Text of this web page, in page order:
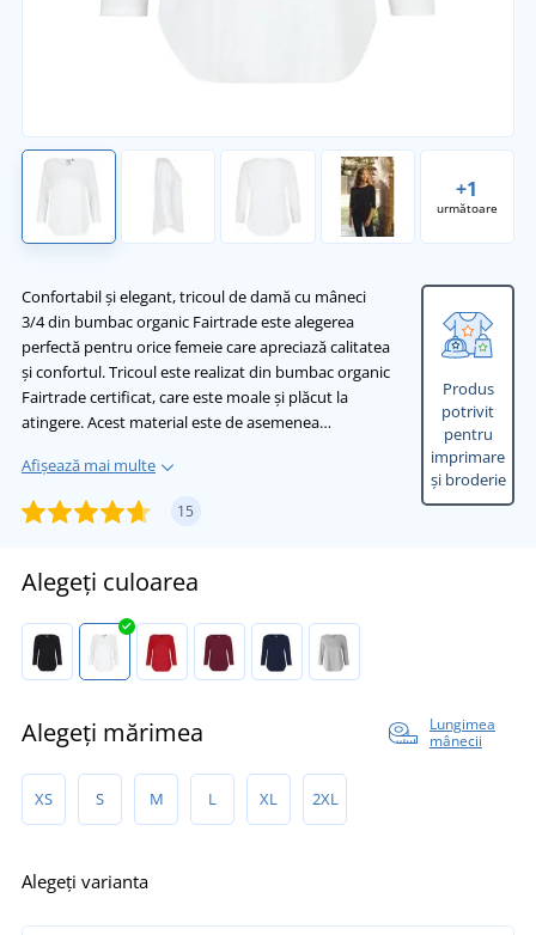
+1
următoare
Confortabil și elegant, tricoul de damă cu mâneci
3/4 din bumbac organic Fairtrade este alegerea
perfectă pentru orice femeie care apreciază calitatea
și confortul. Tricoul este realizat din bumbac organic
Fairtrade certificat, care este moale și plăcut la
atingere. Acest material este de asemenea…
Afișează mai multe
15
Produs
potrivit
pentru
imprimare
și broderie
Alegeți culoarea
Alegeți mărimea
Lungimea
mânecii
XS S M L XL 2XL
Alegeți varianta